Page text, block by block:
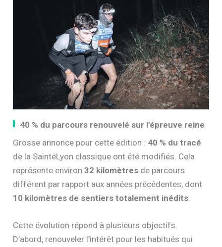
40 % du parcours renouvelé sur l’épreuve reine
Grosse annonce pour cette édition : 40 % du tracé
de la SaintéLyon classique ont été modifiés. Cela
représente environ32 kilomètres de parcours
différent par rapport aux années précédentes, dont
10 kilomètres de sentiers totalement inédits
Cette évolution répond à plusieurs objectifs.
D’abord, renouveler l’intérêt pour les habitués qui